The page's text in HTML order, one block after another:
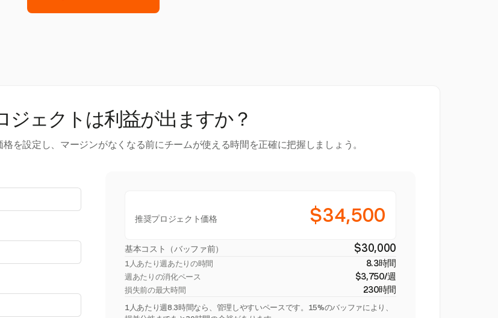
ジェクトは利益が出ますか？
を設定し、マージンがなくなる前にチームが使える時間を正確に把握しましょう。
推奨プロジェクト価格 $34,500
基本コスト（バッファ前） $30,000
1人あたり週あたりの時間 8.3時間
週あたりの消化ペース $3,750/週
損失前の最大時間 230時間
1人あたり週8.3時間なら、管理しやすいペースです。15%のバッファにより、